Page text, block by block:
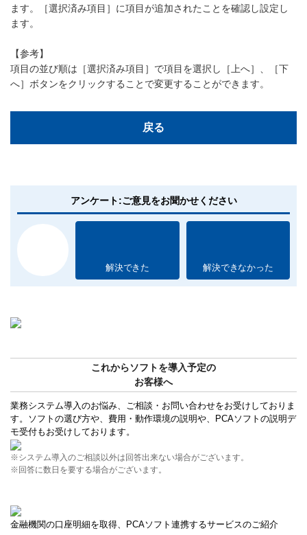
ます。［選択済み項目］に項目が追加されたことを確認し設定し
ます。
【参考】
項目の並び順は［選択済み項目］で項目を選択し［上へ］、［下
へ］ボタンをクリックすることで変更することができます。
戻る
アンケート:ご意見をお聞かせください
解決できた 解決できなかった
これからソフトを導入予定の
お客様へ
業務システム導入のお悩み、ご相談・お問い合わせをお受けしておりま
す。ソフトの選び方や、費用・動作環境の説明や、PCAソフトの説明デ
モ受付もお受けしております。
※システム導入のご相談以外は回答出来ない場合がございます。
※回答に数日を要する場合がございます。
金融機関の口座明細を取得、PCAソフト連携するサービスのご紹介